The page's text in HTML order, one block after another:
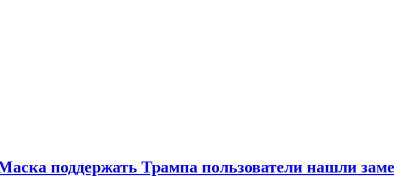
поддержать Трампа пользователи нашли